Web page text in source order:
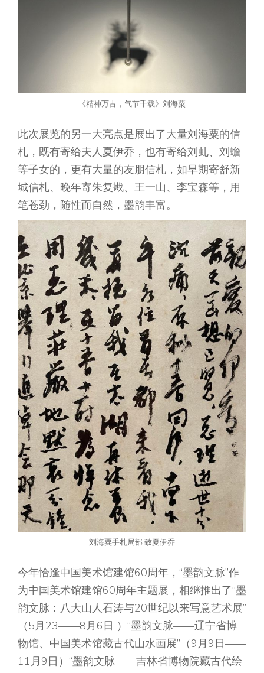
《精神万古，气节千载》刘海粟
此次展览的另一大亮点是展出了大量刘海粟的信
札，既有寄给夫人夏伊乔，也有寄给刘虬、刘蟾
等子女的，更有大量的友朋信札，如早期寄舒新
城信札、晚年寄朱复戡、王一山、李宝森等，用
笔苍劲，随性而自然，墨韵丰富。
刘海粟手札局部 致夏伊乔
今年恰逢中国美术馆建馆60周年，“墨韵文脉”作
为中国美术馆建馆60周年主题展，相继推出了“墨
韵文脉：八大山人石涛与20世纪以来写意艺术展”
（5月23——8月6日 ）“墨韵文脉——辽宁省博
物馆、中国美术馆藏古代山水画展”（9月9日——
11月9日）“墨韵文脉——吉林省博物院藏古代绘